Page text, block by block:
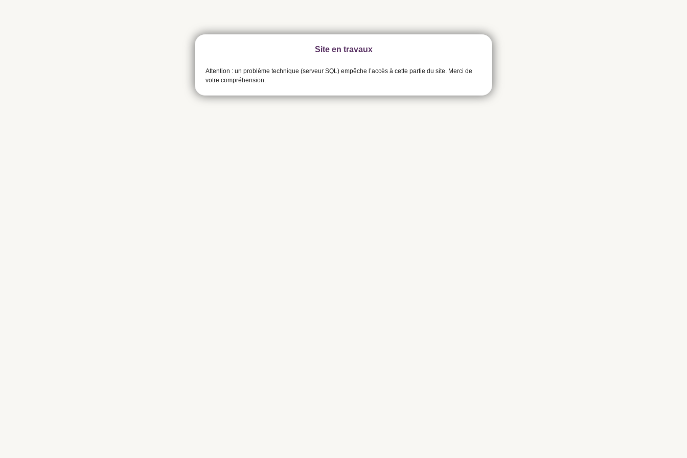
Site en travaux
Attention : un problème technique (serveur SQL) empêche l’accès à cette partie du site. Merci de
votre compréhension.